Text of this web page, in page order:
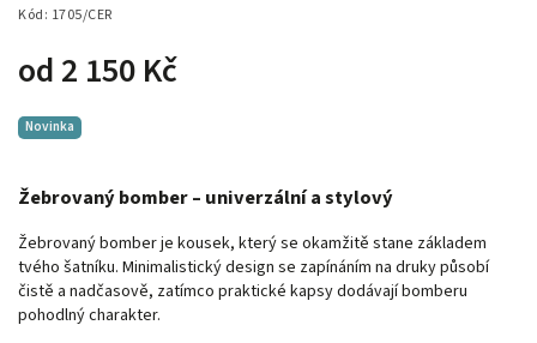
Kód: 1705/CER
od 2 150 Kč
Žebrovaný bomber – univerzální a stylový
Žebrovaný bomber je kousek, který se okamžitě stane základem
tvého šatníku. Minimalistický design se zapínáním na druky působí
čistě a nadčasově, zatímco praktické kapsy dodávají bomberu
pohodlný charakter.
Novinka